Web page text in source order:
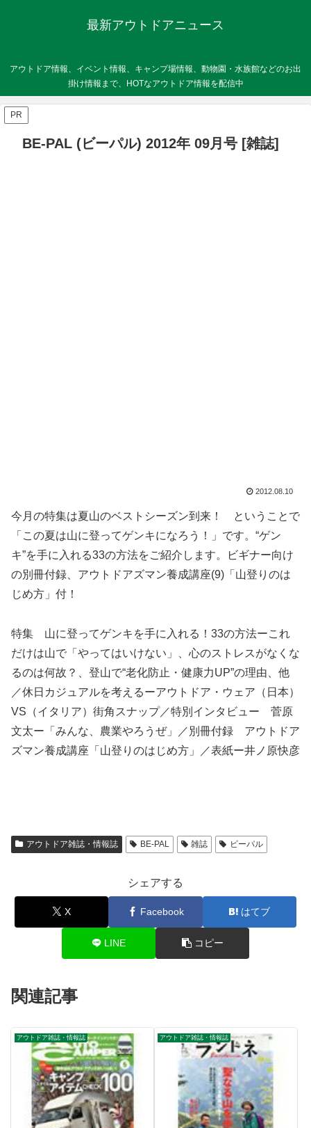
最新アウトドアニュース
アウトドア情報、イベント情報、キャンプ場情報、動物園・水族館などのお出
掛け情報まで、HOTなアウトドア情報を配信中
PR
BE-PAL (ビーパル) 2012年 09月号 [雑誌]
2012.08.10
今月の特集は夏山のベストシーズン到来！ ということで
「この夏は山に登ってゲンキになろう！」です。“ゲン
キ”を手に入れる33の方法をご紹介します。ビギナー向け
の別冊付録、アウトドアズマン養成講座(9)「山登りのは
じめ方」付！
特集 山に登ってゲンキを手に入れる！33の方法ーこれ
だけは山で「やってはいけない」、心のストレスがなくな
るのは何故？、登山で“老化防止・健康力UP”の理由、他
／休日カジュアルを考えるーアウトドア・ウェア（日本）
VS（イタリア）街角スナップ／特別インタビュー 菅原
文太ー「みんな、農業やろうぜ」／別冊付録 アウトドア
ズマン養成講座「山登りのはじめ方」／表紙ー井ノ原快彦
アウトドア雑誌・情報誌 BE-PAL 雑誌 ビーパル
シェアする
X Facebook はてブ
LINE コピー
関連記事
アウトドア雑誌・情報誌 アウトドア雑誌・情報誌